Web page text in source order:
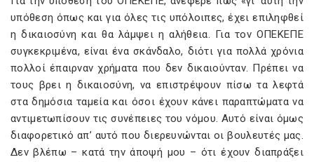
υπόθεση όπως και για όλες τις υπόλοιπες, έχει επιληφθεί
η δικαιοσύνη και θα λάμψει η αλήθεια. Για τον ΟΠΕΚΕΠΕ
συγκεκριμένα, είναι ένα σκάνδαλο, διότι για πολλά χρόνια
πολλοί έπαιρναν χρήματα που δεν δικαιούνταν. Πρέπει να
τους βρει η δικαιοσύνη, να επιστρέψουν πίσω τα λεφτά
στα δημόσια ταμεία και όσοι έχουν κάνει παραπτώματα να
αντιμετωπίσουν τις συνέπειες του νόμου. Αυτό είναι όμως
διαφορετικό απ’ αυτό που διερευνώνται οι βουλευτές μας.
Δεν βλέπω – κατά την άποψή μου – ότι έχουν διαπράξει